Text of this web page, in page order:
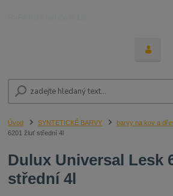
Úvod SYNTETICKÉ BARVY barvy na kov a
6201 žluť střední 4l
Dulux Universal Lesk
střední 4l